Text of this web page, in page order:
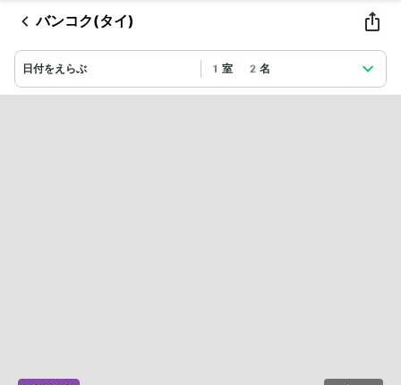
バンコク(タイ)
日付をえらぶ 1室 2名